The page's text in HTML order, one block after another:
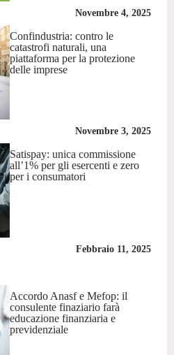
Novembre 4, 2025
Confindustria: contro le
catastrofi naturali, una
piattaforma per la protezione
delle imprese
Novembre 3, 2025
Satispay: unica commissione
all’1% per gli esercenti e zero
per i consumatori
Febbraio 11, 2025
Accordo Anasf e Mefop: il
consulente finaziario farà
educazione finanziaria e
previdenziale